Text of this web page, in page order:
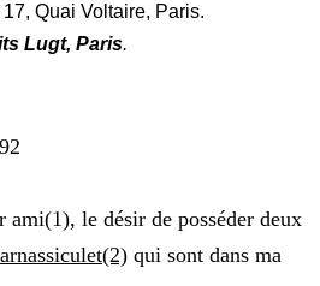
Quai Voltaire, Paris.
Lugt, Paris.
le désir de posséder deux
qui sont dans ma